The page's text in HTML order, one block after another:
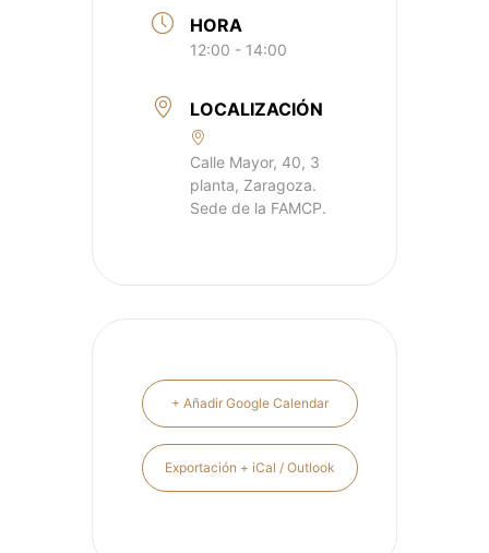
HORA
12:00 - 14:00
LOCALIZACIÓN
Calle Mayor, 40, 3
planta, Zaragoza.
Sede de la FAMCP.
+ Añadir Google Calendar
Exportación + iCal / Outlook